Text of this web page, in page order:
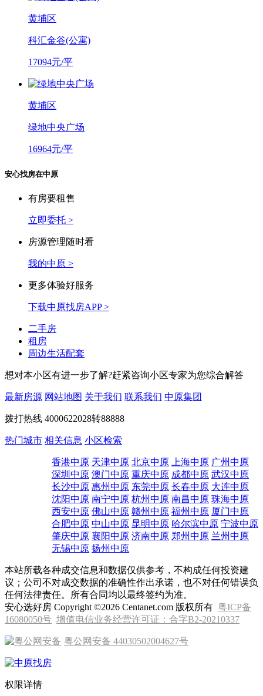
黄埔区
科汇金谷(公寓)
17094元/平
黄埔区
绿地中央广场
16964元/平
安心找房在中原
有房要租售
立即委托 >
房源管理随时看
我的中原 >
更多体验好服务
下载中原找房APP >
二手房
租房
周边生活配套
想对本小区有进一步了解?赶紧咨询小区专家为您综合解答
最新房源 网站地图 关于我们 联系我们 中原集团
拨打热线 4000622028转88888
热门城市 相关信息 小区检索
香港中原 天津中原 北京中原 上海中原 广州中原
深圳中原 澳门中原 重庆中原 成都中原 武汉中原
长沙中原 惠州中原 东莞中原 长春中原 大连中原
沈阳中原 南宁中原 杭州中原 南昌中原 珠海中原
西安中原 佛山中原 赣州中原 福州中原 厦门中原
合肥中原 中山中原 昆明中原 哈尔滨中原 宁波中原
肇庆中原 襄阳中原 济南中原 郑州中原 兰州中原
无锡中原 扬州中原
本站所载各种成交信息和数据仅供参考，不构成任何投资建
议；公司不对成交数据的准确性作出承诺，也不对任何错误负
任何法律责任。所有合同均以最终签约为准。
安心选好房 Copyright ©2026 Centanet.com 版权所有 粤ICP备
16080050号 增值电信业务经营许可证：合字B2-20210337
粤公网安备 44030502004627号
权限详情